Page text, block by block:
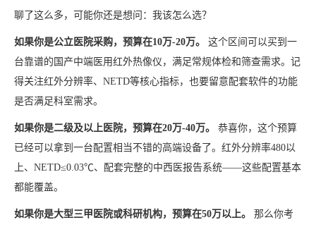
聊了这么多，可能你还是想问：我该怎么选？
如果你是公立医院采购，预算在10万-20万。
这个区间可以买到一
台靠谱的国产中端医用红外热像仪，满足常规体检和筛查需求。记
得关注红外分辨率、NETD等核心指标，也要留意配套软件的功能
是否满足科室需求。
如果你是二级及以上医院，预算在20万-40万。
恭喜你，这个预算
已经可以拿到一台配置相当不错的高端设备了。红外分辨率480以
上、NETD≤0.03℃、配套完整的中西医报告系统——这些配置基本
都能覆盖。
如果你是大型三甲医院或科研机构，预算在50万以上。
那么你考